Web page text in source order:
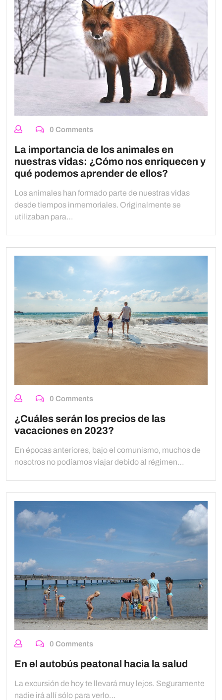
0 Comments
La importancia de los animales en
nuestras vidas: ¿Cómo nos enriquecen y
qué podemos aprender de ellos?
Los animales han formado parte de nuestras vidas
desde tiempos inmemoriales. Originalmente se
utilizaban para…
0 Comments
¿Cuáles serán los precios de las
vacaciones en 2023?
En épocas anteriores, bajo el comunismo, muchos de
nosotros no podíamos viajar debido al régimen…
0 Comments
En el autobús peatonal hacia la salud
La excursión de hoy te llevará muy lejos. Seguramente
nadie irá allí sólo para verlo…